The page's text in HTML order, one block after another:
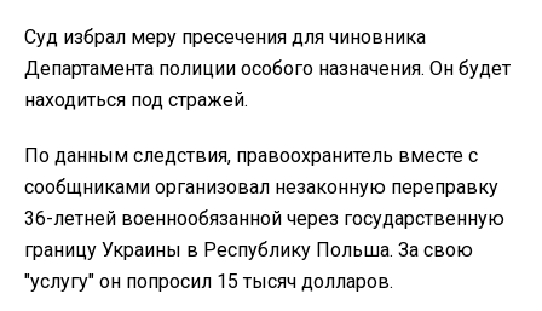
Суд избрал меру пресечения для чиновника
Департамента полиции особого назначения. Он будет
находиться под стражей.
По данным следствия, правоохранитель вместе с
сообщниками организовал незаконную переправку
36-летней военнообязанной через государственную
границу Украины в Республику Польша. За свою
"услугу" он попросил 15 тысяч долларов.